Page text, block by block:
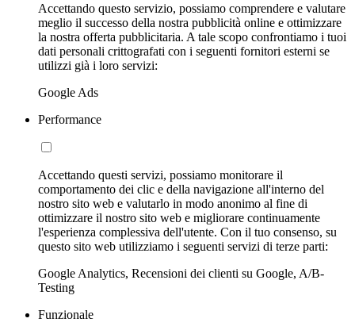
Accettando questo servizio, possiamo comprendere e valutare
meglio il successo della nostra pubblicità online e ottimizzare
la nostra offerta pubblicitaria. A tale scopo confrontiamo i tuoi
dati personali crittografati con i seguenti fornitori esterni se
utilizzi già i loro servizi:
Google Ads
Performance
Accettando questi servizi, possiamo monitorare il
comportamento dei clic e della navigazione all'interno del
nostro sito web e valutarlo in modo anonimo al fine di
ottimizzare il nostro sito web e migliorare continuamente
l'esperienza complessiva dell'utente. Con il tuo consenso, su
questo sito web utilizziamo i seguenti servizi di terze parti:
Google Analytics, Recensioni dei clienti su Google, A/B-
Testing
Funzionale